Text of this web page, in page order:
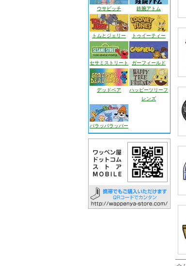
ウサビッチ 鉄腕アトム
トムとジェリー トゥイーティー
セサミストリート ガーフィールド
デッドベア
ハッピーツリーフ
レンズ
パラッパラッパー